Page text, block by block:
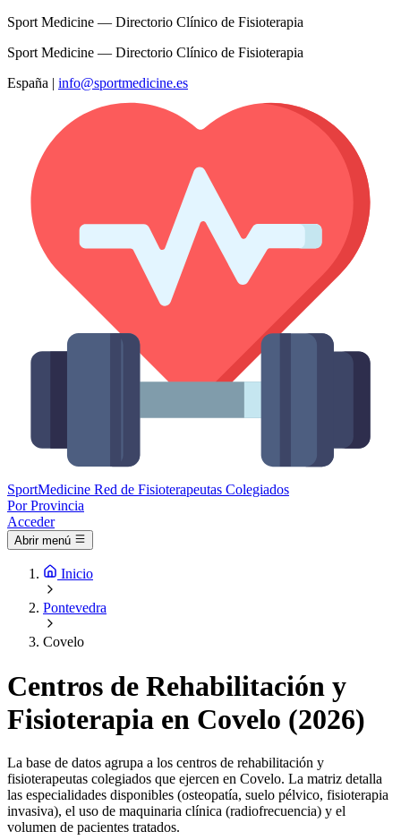
Sport Medicine — Directorio Clínico de Fisioterapia
Sport Medicine — Directorio Clínico de Fisioterapia
España | info@sportmedicine.es
SportMedicine Red de Fisioterapeutas Colegiados
Por Provincia
Acceder
Abrir menú
Inicio
Pontevedra
Covelo
Centros de Rehabilitación y
Fisioterapia en Covelo (2026)
La base de datos agrupa a los centros de rehabilitación y
fisioterapeutas colegiados que ejercen en Covelo. La matriz detalla
las especialidades disponibles (osteopatía, suelo pélvico, fisioterapia
invasiva), el uso de maquinaria clínica (radiofrecuencia) y el
volumen de pacientes tratados.